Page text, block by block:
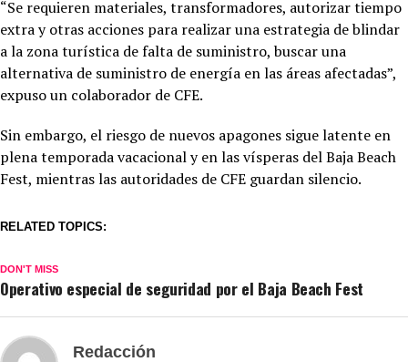
“Se requieren materiales, transformadores, autorizar tiempo
extra y otras acciones para realizar una estrategia de blindar
a la zona turística de falta de suministro, buscar una
alternativa de suministro de energía en las áreas afectadas”,
expuso un colaborador de CFE.
Sin embargo, el riesgo de nuevos apagones sigue latente en
plena temporada vacacional y en las vísperas del Baja Beach
Fest, mientras las autoridades de CFE guardan silencio.
RELATED TOPICS:
DON'T MISS
Operativo especial de seguridad por el Baja Beach Fest
Redacción